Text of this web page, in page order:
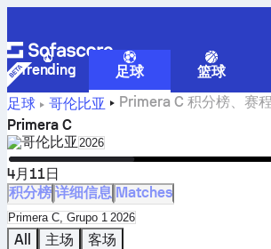
Trending 足球 篮球
足球
哥伦比亚
Primera C 积分榜、赛
Primera C
哥伦比亚Select season in unique
2026
4月11日
积分榜 详细信息 Matches
Select standings table in tournament
Primera C, Grupo 1 2026
All 主场 客场